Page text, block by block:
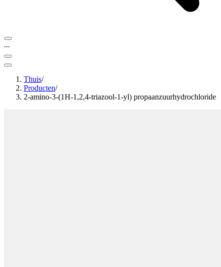
...
Thuis/
Producten/
2-amino-3-(1H-1,2,4-triazool-1-yl) propaanzuurhydrochloride